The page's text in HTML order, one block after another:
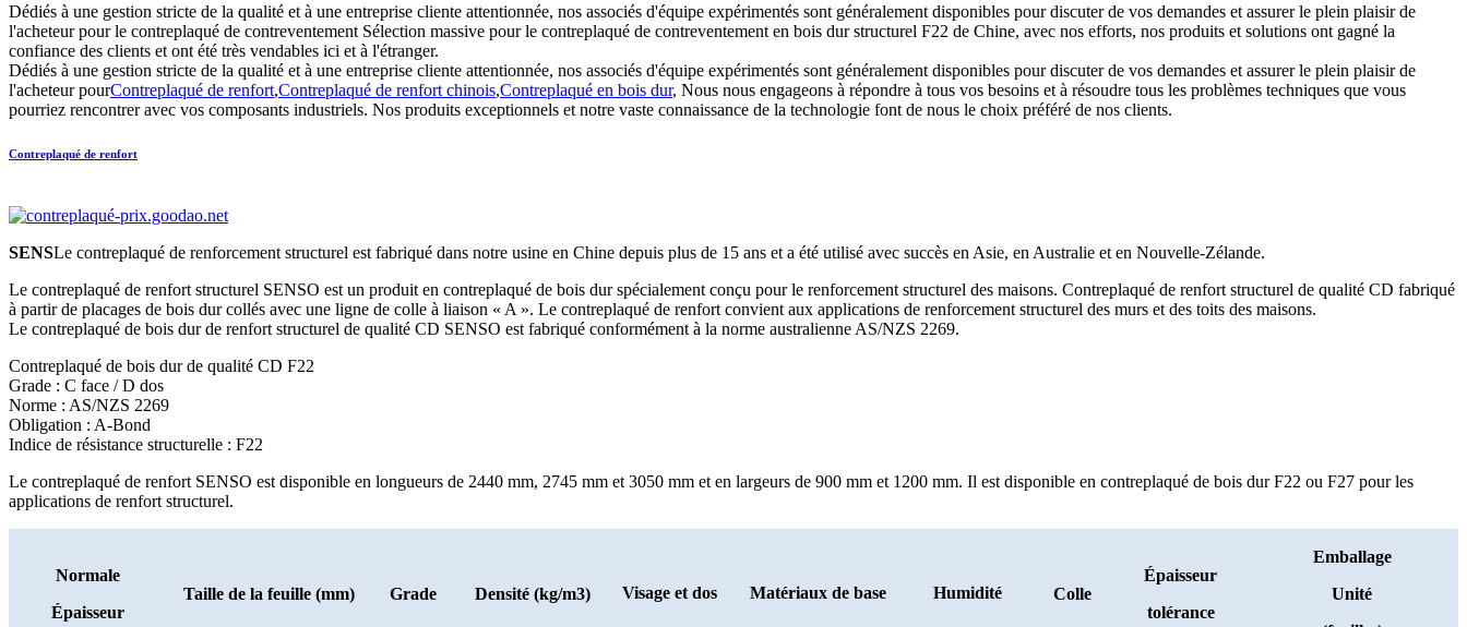
Dédiés à une gestion stricte de la qualité et à une entreprise cliente attentionnée, nos associés d'équipe expérimentés sont généralement disponibles pour discuter de vos demandes et assurer le plein plaisir de
l'acheteur pour le contreplaqué de contreventement Sélection massive pour le contreplaqué de contreventement en bois dur structurel F22 de Chine, avec nos efforts, nos produits et solutions ont gagné la
confiance des clients et ont été très vendables ici et à l'étranger.
Dédiés à une gestion stricte de la qualité et à une entreprise cliente attentionnée, nos associés d'équipe expérimentés sont généralement disponibles pour discuter de vos demandes et assurer le plein plaisir de
l'acheteur pourContreplaqué de renfort,Contreplaqué de renfort chinois,Contreplaqué en bois dur, Nous nous engageons à répondre à tous vos besoins et à résoudre tous les problèmes techniques que vous
pourriez rencontrer avec vos composants industriels. Nos produits exceptionnels et notre vaste connaissance de la technologie font de nous le choix préféré de nos clients.
Contreplaqué de renfort
SENSLe contreplaqué de renforcement structurel est fabriqué dans notre usine en Chine depuis plus de 15 ans et a été utilisé avec succès en Asie, en Australie et en Nouvelle-Zélande.
Le contreplaqué de renfort structurel SENSO est un produit en contreplaqué de bois dur spécialement conçu pour le renforcement structurel des maisons. Contreplaqué de renfort structurel de qualité CD fabriqué
à partir de placages de bois dur collés avec une ligne de colle à liaison « A ». Le contreplaqué de renfort convient aux applications de renforcement structurel des murs et des toits des maisons.
Le contreplaqué de bois dur de renfort structurel de qualité CD SENSO est fabriqué conformément à la norme australienne AS/NZS 2269.
Contreplaqué de bois dur de qualité CD F22
Grade : C face / D dos
Norme : AS/NZS 2269
Obligation : A-Bond
Indice de résistance structurelle : F22
Le contreplaqué de renfort SENSO est disponible en longueurs de 2440 mm, 2745 mm et 3050 mm et en largeurs de 900 mm et 1200 mm. Il est disponible en contreplaqué de bois dur F22 ou F27 pour les
applications de renfort structurel.
Normale
Épaisseur
Taille de la feuille (mm) Grade Densité (kg/m3) Colle
Épaisseur
tolérance
Emballage
Unité
Visage et dos Matériaux de base Humidité